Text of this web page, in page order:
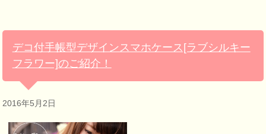
デコ付手帳型デザインスマホケース[ラブシルキー
フラワー]のご紹介！
2016年5月2日